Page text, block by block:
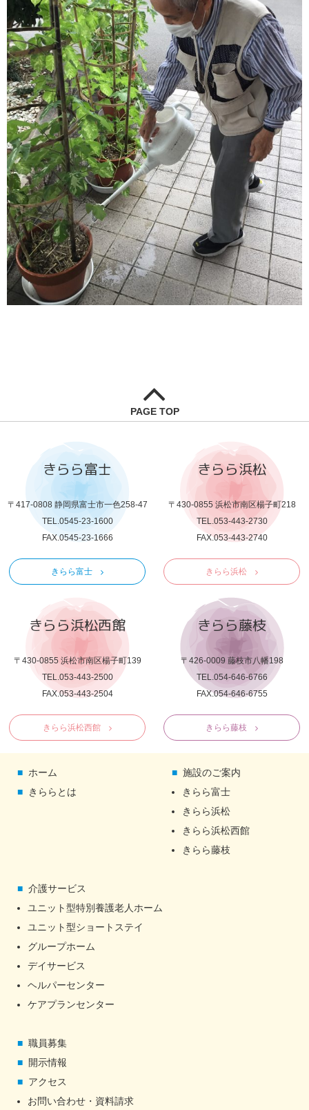
PAGE TOP
きらら富士
〒417-0808 静岡県富士市一色258-47
TEL.0545-23-1600
FAX.0545-23-1666
きらら富士
きらら浜松
〒430-0855 浜松市南区楊子町218
TEL.053-443-2730
FAX.053-443-2740
きらら浜松
きらら浜松西館
〒430-0855 浜松市南区楊子町139
TEL.053-443-2500
FAX.053-443-2504
きらら浜松西館
きらら藤枝
〒426-0009 藤枝市八幡198
TEL.054-646-6766
FAX.054-646-6755
きらら藤枝
ホーム
きららとは
施設のご案内
きらら富士
きらら浜松
きらら浜松西館
きらら藤枝
介護サービス
ユニット型特別養護老人ホーム
ユニット型ショートステイ
グループホーム
デイサービス
ヘルパーセンター
ケアプランセンター
職員募集
開示情報
アクセス
お問い合わせ・資料請求